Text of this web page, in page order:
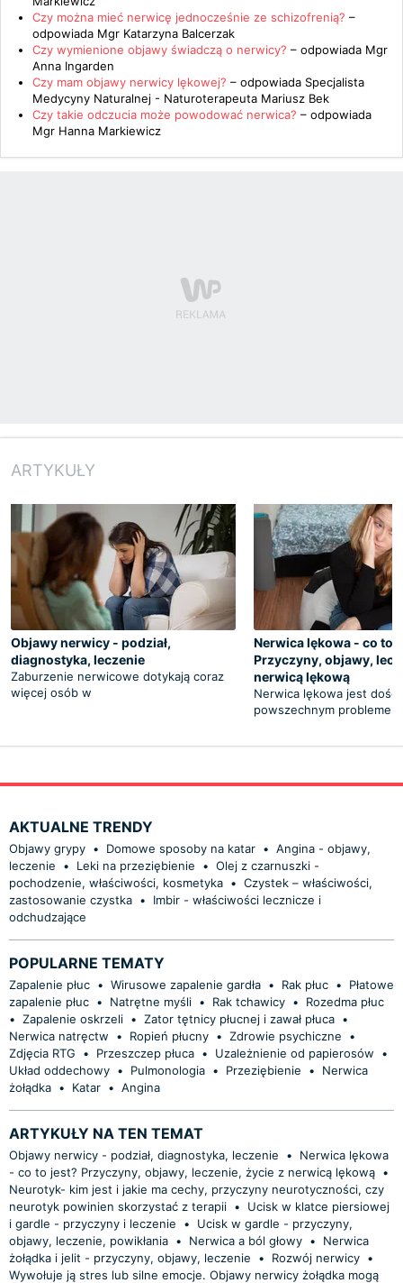
Czy można mieć nerwicę jednocześnie ze schizofrenią? –
odpowiada Mgr Katarzyna Balcerzak
Czy wymienione objawy świadczą o nerwicy? – odpowiada Mgr
Anna Ingarden
Czy mam objawy nerwicy lękowej? – odpowiada Specjalista
Medycyny Naturalnej - Naturoterapeuta Mariusz Bek
Czy takie odczucia może powodować nerwica? – odpowiada
Mgr Hanna Markiewicz
ARTYKUŁY
Objawy nerwicy - podział,
diagnostyka, leczenie
Zaburzenie nerwicowe dotykają coraz
więcej osób w
Nerwica lękowa - co to
Przyczyny, objawy,
nerwicą lękową
Nerwica lękowa jest dość
powszechnym
AKTUALNE TRENDY
Objawy grypy • Domowe sposoby na katar • Angina - objawy,
leczenie
• Leki na przeziębienie • Olej z czarnuszki -
pochodzenie, właściwości, kosmetyka • Czystek – właściwości,
zastosowanie czystka •
Imbir - właściwości lecznicze i
odchudzające
POPULARNE TEMATY
Zapalenie płuc • Wirusowe zapalenie gardła • Rak płuc •
Płatowe
zapalenie płuc • Natrętne myśli • Rak tchawicy •
Rozedma płuc
• Zapalenie oskrzeli • Zator tętnicy płucnej i zawał płuca •
Nerwica natręctw
• Ropień płucny • Zdrowie psychiczne
•
Zdjęcia RTG
• Przeszczep płuca • Uzależnienie od papierosów
•
Układ oddechowy • Pulmonologia • Przeziębienie •
Nerwica
żołądka • Katar • Angina
ARTYKUŁY NA TEN TEMAT
Objawy nerwicy - podział, diagnostyka, leczenie •
Nerwica lękowa
- co to jest? Przyczyny, objawy, leczenie, życie z nerwicą lękową •
Neurotyk- kim jest i jakie ma cechy, przyczyny neurotyczności, czy
neurotyk powinien skorzystać z terapii •
Ucisk w klatce piersiowej
i gardle - przyczyny i leczenie
•
Ucisk w gardle - przyczyny,
objawy, leczenie, powikłania • Nerwica a ból głowy •
Nerwica
żołądka i jelit - przyczyny, objawy, leczenie
• Rozwój nerwicy •
Wywołuje ją stres lub silne emocje. Objawy nerwicy żołądka mogą